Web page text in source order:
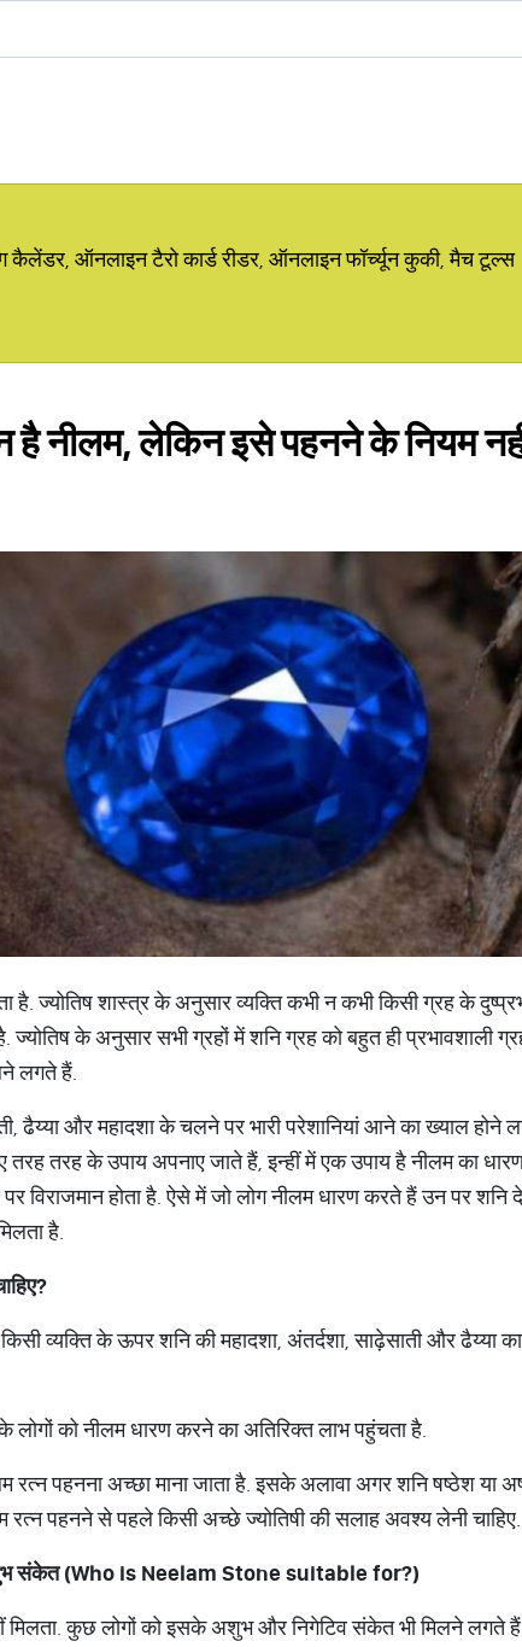
ऑनलाइन टैरो कार्ड रीडर, ऑनलाइन फॉर्च्यून कुकी, मैच टूल्स
है नीलम, लेकिन इसे पहनने के नियम
है. ज्योतिष शास्त्र के अनुसार व्यक्ति कभी न कभी किसी ग्रह के
है. ज्योतिष के अनुसार सभी ग्रहों में शनि ग्रह को बहुत ही प्रभावशाली
लगते हैं.
ढैय्या और महादशा के चलने पर भारी परेशानियां आने का ख्याल होने
तरह के उपाय अपनाए जाते हैं, इन्हीं में एक उपाय है नीलम का
विराजमान होता है. ऐसे में जो लोग नीलम धारण करते हैं उन पर शनि
है.
?
व्यक्ति के ऊपर शनि की महादशा, अंतर्दशा, साढ़ेसाती और ढैय्या
को नीलम धारण करने का अतिरिक्त लाभ पहुंचता है.
रत्न पहनना अच्छा माना जाता है. इसके अलावा अगर शनि षष्ठेश या
पहनने से पहले किसी अच्छे ज्योतिषी की सलाह अवश्य लेनी चाहिए.
संकेत(Who is Neelam Stone suitable for?)
मिलता. कुछ लोगों को इसके अशुभ और निगेटिव संकेत भी मिलने लगते